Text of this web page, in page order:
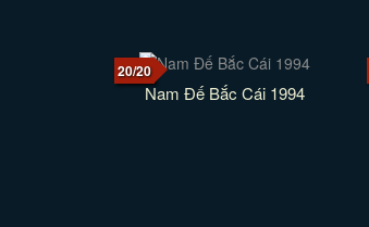
20/20
Nam Đế Bắc Cái 1994